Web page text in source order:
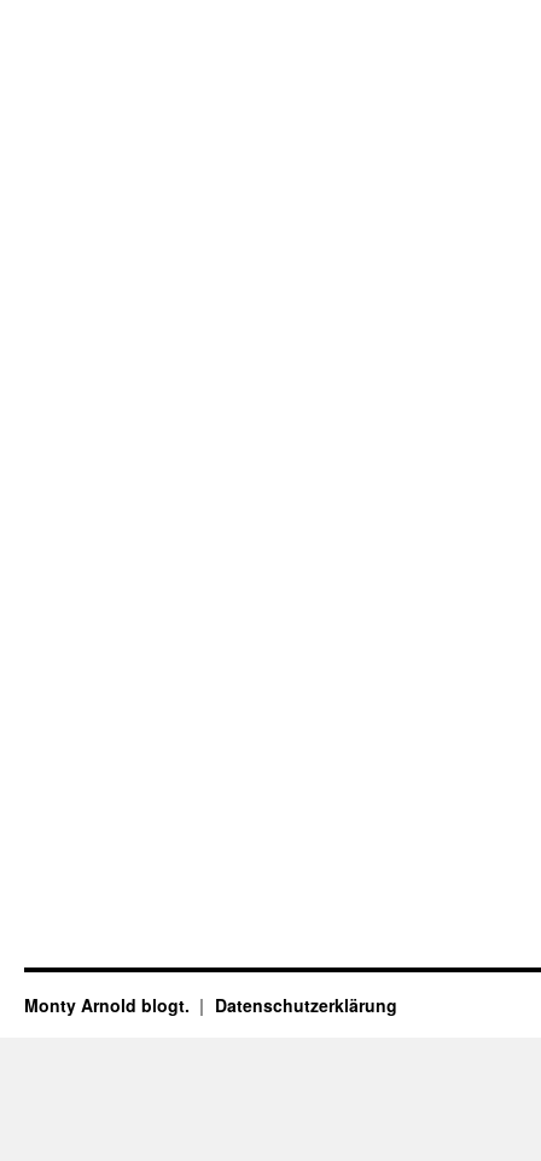
Monty Arnold blogt. Datenschutz­erklärung